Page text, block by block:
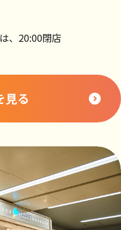
、20:00閉店
見る